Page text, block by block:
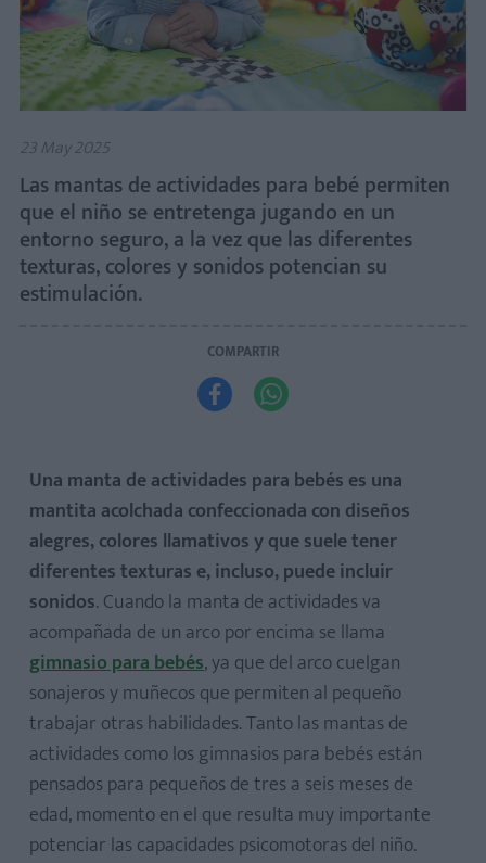
23 May 2025
Las mantas de actividades para bebé permiten
que el niño se entretenga jugando en un
entorno seguro, a la vez que las diferentes
texturas, colores y sonidos potencian su
estimulación.
COMPARTIR
 
Una manta de actividades para bebés es una
mantita acolchada confeccionada con diseños
alegres, colores llamativos y que suele tener
diferentes texturas e, incluso, puede incluir
sonidos. Cuando la manta de actividades va
acompañada de un arco por encima se llama
gimnasio para bebés, ya que del arco cuelgan
sonajeros y muñecos que permiten al pequeño
trabajar otras habilidades. Tanto las mantas de
actividades como los gimnasios para bebés están
pensados para pequeños de tres a seis meses de
edad, momento en el que resulta muy importante
potenciar las capacidades psicomotoras del niño.